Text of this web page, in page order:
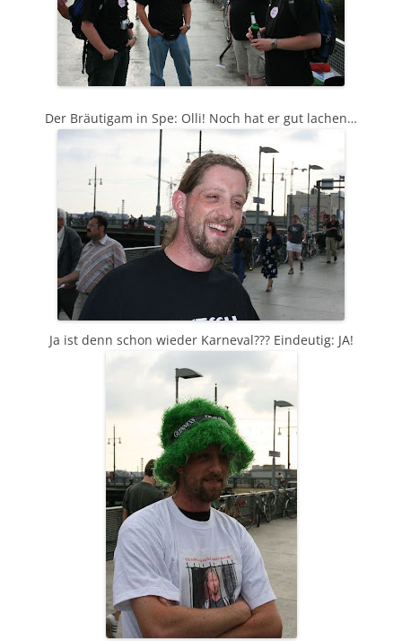
Der Bräutigam in Spe: Olli! Noch hat er gut lachen…
Ja ist denn schon wieder Karneval??? Eindeutig: JA!